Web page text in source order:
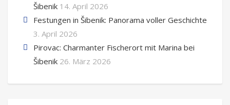
Šibenik 14. April 2026
Festungen in Šibenik: Panorama voller Geschichte
3. April 2026
Pirovac: Charmanter Fischerort mit Marina bei
Šibenik 26. März 2026